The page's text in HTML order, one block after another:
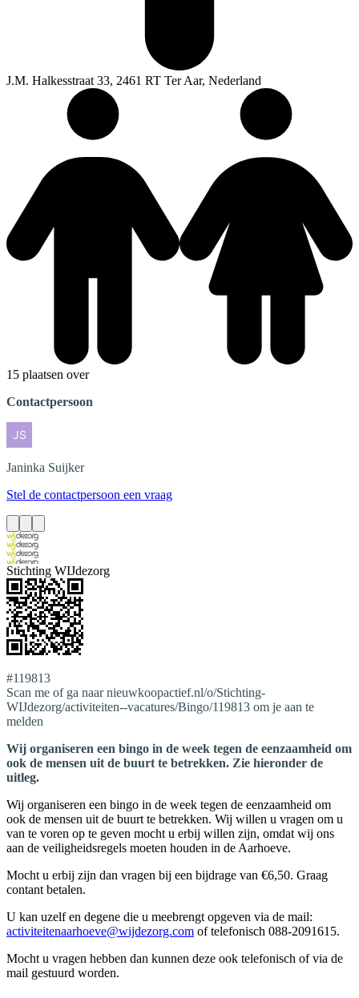
J.M. Halkesstraat 33, 2461 RT Ter Aar, Nederland
15 plaatsen over
Contactpersoon
Janinka Suijker
Stel de contactpersoon een vraag
Stichting WIJdezorg
#119813
Scan me of ga naar nieuwkoopactief.nl/o/Stichting-
WIJdezorg/activiteiten--vacatures/Bingo/119813 om je aan te
melden
Wij organiseren een bingo in de week tegen de eenzaamheid om
ook de mensen uit de buurt te betrekken. Zie hieronder de
uitleg.
Wij organiseren een bingo in de week tegen de eenzaamheid om
ook de mensen uit de buurt te betrekken. Wij willen u vragen om u
van te voren op te geven mocht u erbij willen zijn, omdat wij ons
aan de veiligheidsregels moeten houden in de Aarhoeve.
Mocht u erbij zijn dan vragen bij een bijdrage van €6,50. Graag
contant betalen.
U kan uzelf en degene die u meebrengt opgeven via de mail:
activiteitenaarhoeve@wijdezorg.com of telefonisch 088-2091615.
Mocht u vragen hebben dan kunnen deze ook telefonisch of via de
mail gestuurd worden.